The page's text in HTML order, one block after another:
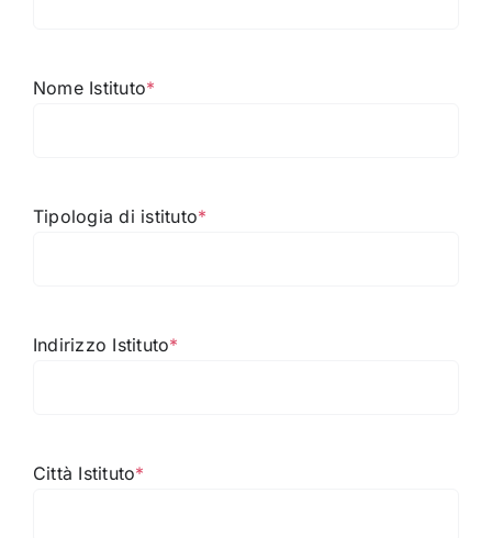
Nome Istituto*
Tipologia di istituto*
Indirizzo Istituto*
Città Istituto*